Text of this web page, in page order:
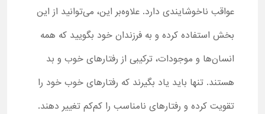
عواقب ناخوشایندی دارد. علاوه‌بر این، می‌توانید از این
بخش استفاده کرده و به فرزندان خود بگویید که همه
انسان‌ها و موجودات، ترکیبی از رفتارهای خوب و بد
هستند. تنها باید یاد بگیرند که رفتارهای خوب خود را
تقویت کرده و رفتارهای نامناسب را کم‌کم تغییر دهند.